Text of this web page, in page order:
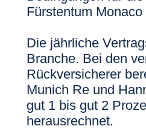
Fürstentum
Die jährliche
Branche. Bei den
Rückversicherer
Munich Re und
gut 1 bis gut 2
herausrechnet.